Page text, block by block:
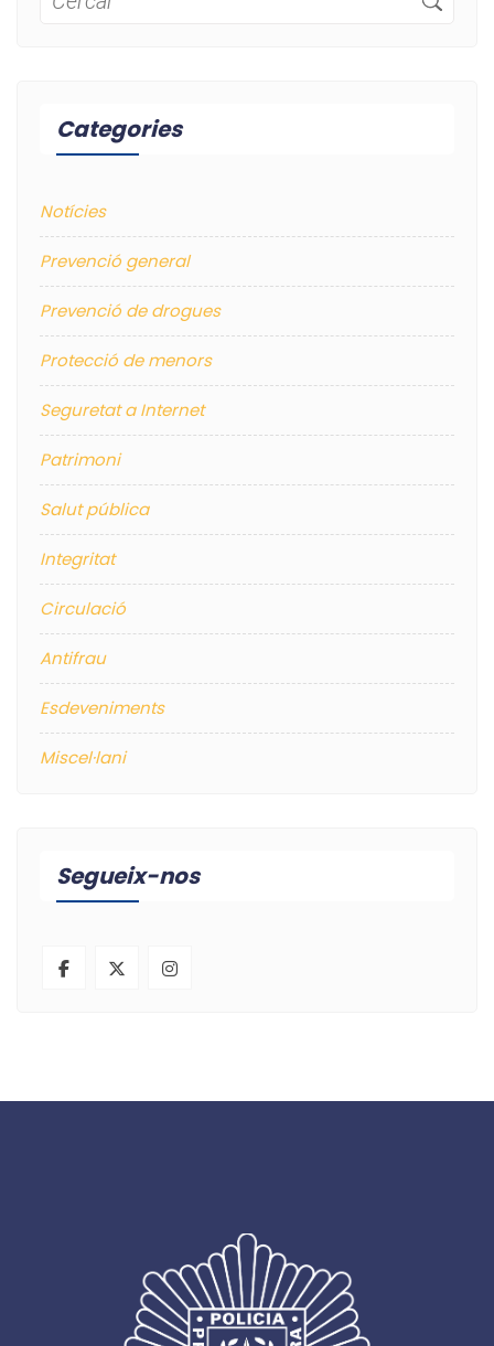
Categories
Notícies
Prevenció general
Prevenció de drogues
Protecció de menors
Seguretat a Internet
Patrimoni
Salut pública
Integritat
Circulació
Antifrau
Esdeveniments
Miscel·lani
Segueix-nos